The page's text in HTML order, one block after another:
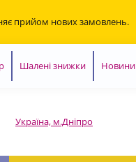
прийом нових замовлень.
Шалені знижки Новини
Україна, м.Дніпро